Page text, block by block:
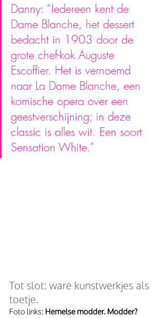
Danny: “Iedereen kent de
Dame Blanche, het dessert
bedacht in 1903 door de
grote chef-kok Auguste
Escoffier. Het is vernoemd
naar La Dame Blanche, een
komische opera over een
geestverschijning; in deze
classic is alles wit. Een soort
Sensation White.”
Tot slot: ware kunstwerkjes als
toetje.
Foto links: Hemelse modder. Modder?